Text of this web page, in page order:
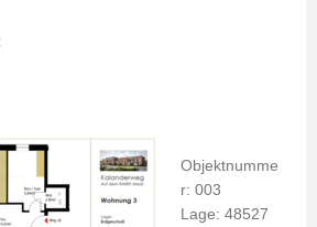
Objektnumme
r: 003
Lage: 48527